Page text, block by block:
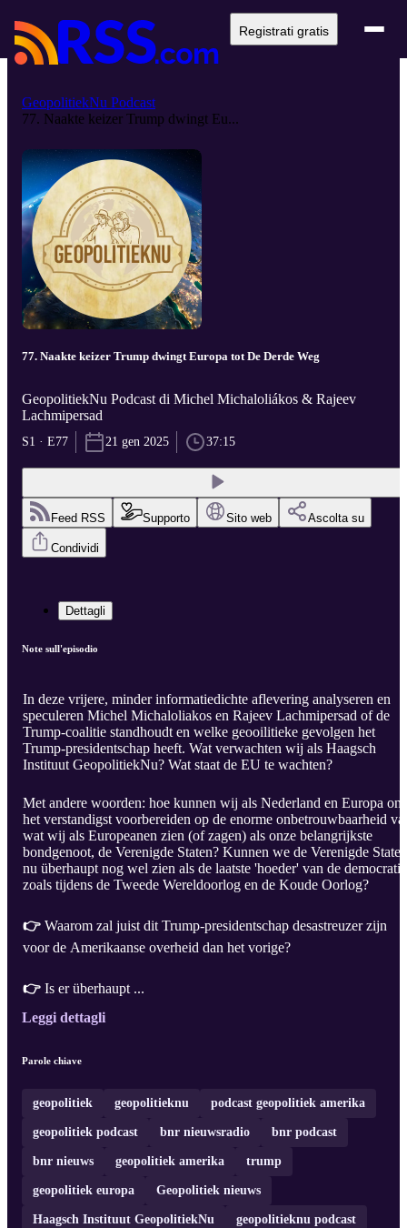
Registrati gratis
GeopolitiekNu Podcast
77. Naakte keizer Trump dwingt Eu...
77. Naakte keizer Trump dwingt Europa tot De Derde Weg
GeopolitiekNu Podcast di Michel Michaloliákos & Rajeev
Lachmipersad
S1 · E77 21 gen 2025 37:15
Feed RSS Supporto Sito web Ascolta su
Condividi
Dettagli
Note sull'episodio
In deze vrijere, minder informatiedichte aflevering analyseren en
speculeren Michel Michaloliakos en Rajeev Lachmipersad of de
Trump-coalitie standhoudt en welke geooilitieke gevolgen het
Trump-presidentschap heeft. Wat verwachten wij als Haagsch
Instituut GeopolitiekNu? Wat staat de EU te wachten?
Met andere woorden: hoe kunnen wij als Nederland en Europa ons
het verstandigst voorbereiden op de enorme onbetrouwbaarheid
wat wij als Europeanen zien (of zagen) als onze belangrijkste
bondgenoot, de Verenigde Staten? Kunnen we de Verenigde Staten
nu überhaupt nog wel zien als de laatste 'hoeder' van de
zoals tijdens de Tweede Wereldoorlog en de Koude Oorlog?
👉 Waarom zal juist dit Trump-presidentschap desastreuzer zijn
voor de Amerikaanse overheid dan het vorige?
👉 Is er überhaupt ...
Leggi dettagli
Parole chiave
geopolitiek geopolitieknu podcast geopolitiek amerika
geopolitiek podcast bnr nieuwsradio bnr podcast
bnr nieuws geopolitiek amerika trump
geopolitiek europa Geopolitiek nieuws
Haagsch Instituut GeopolitiekNu geopolitieknu podcast